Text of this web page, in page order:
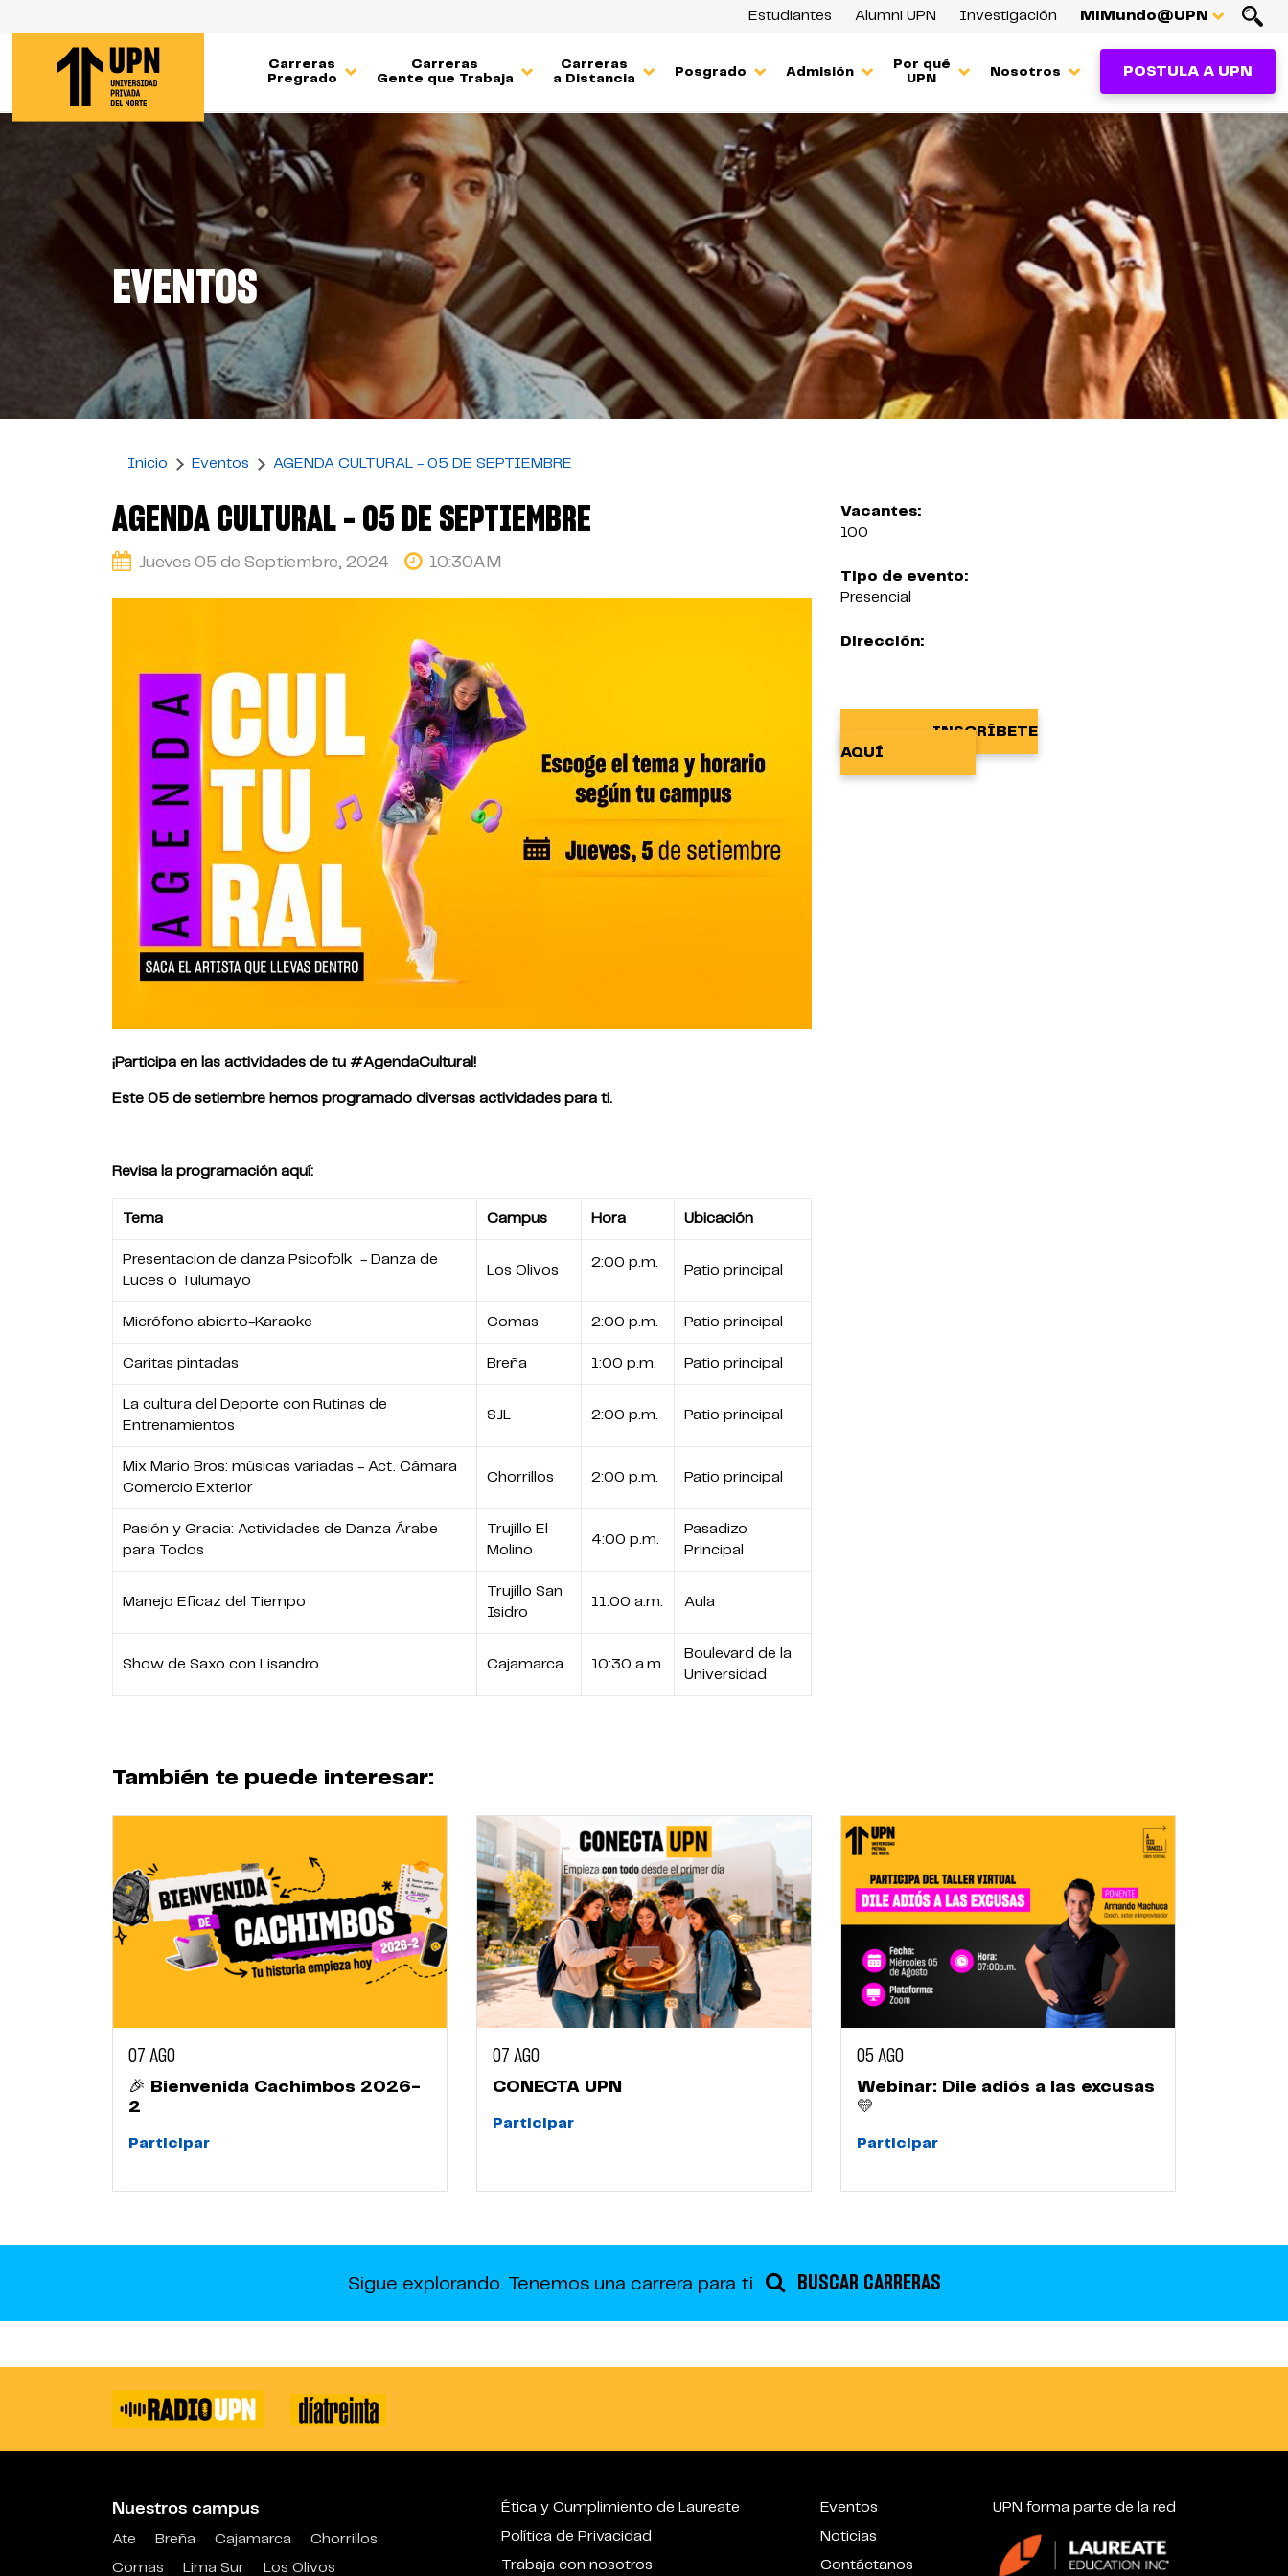
contenido
principal
Estudiantes Alumni UPN Investigación MiMundo@UPN
Carreras
Pregrado
Carreras
Gente que Trabaja
Carreras
a Distancia
Posgrado Admisión
Por qué
UPN
Nosotros POSTULA A UPN
EVENTOS
Inicio Eventos AGENDA CULTURAL - 05 DE SEPTIEMBRE
AGENDA CULTURAL - 05 DE SEPTIEMBRE
Jueves 05 de Septiembre, 2024 10:30AM
¡Participa en las actividades de tu #AgendaCultural!
Este 05 de setiembre hemos programado diversas actividades para ti.
Revisa la programación aquí:
Tema Campus Hora Ubicación
Presentacion de danza Psicofolk - Danza de
Luces o Tulumayo
Los Olivos
2:00 p.m.
Patio principal
Micrófono abierto-Karaoke Comas 2:00 p.m. Patio principal
Caritas pintadas Breña 1:00 p.m. Patio principal
La cultura del Deporte con Rutinas de
Entrenamientos
SJL 2:00 p.m. Patio principal
Mix Mario Bros: músicas variadas - Act. Cámara
Comercio Exterior
Chorrillos 2:00 p.m. Patio principal
Pasión y Gracia: Actividades de Danza Árabe
para Todos
Trujillo El
Molino
4:00 p.m.
Pasadizo
Principal
Manejo Eficaz del Tiempo
Trujillo San
Isidro
11:00 a.m. Aula
Show de Saxo con Lisandro Cajamarca 10:30 a.m.
Boulevard de la
Universidad
Vacantes:
100
Tipo de evento:
Presencial
Dirección:
INSCRÍBETE
AQUÍ
También te puede interesar:
07 AGO
🎉 Bienvenida Cachimbos 2026-
2
Participar
07 AGO
CONECTA UPN
Participar
05 AGO
Webinar: Dile adiós a las excusas
💛
Participar
Sigue explorando. Tenemos una carrera para ti BUSCAR CARRERAS
Nuestros campus
Ate Breña Cajamarca
Chorrillos
Comas
Lima Sur Los Olivos
Ética y Cumplimiento de Laureate
Política de Privacidad
Trabaja con nosotros
Eventos
Noticias
Contáctanos
UPN forma parte de la red